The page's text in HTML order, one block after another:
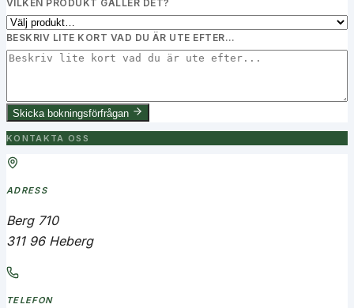
VILKEN PRODUKT GÄLLER DET?
BESKRIV LITE KORT VAD DU ÄR UTE EFTER…
Skicka bokningsförfrågan
KONTAKTA OSS
ADRESS
Berg 710
311 96 Heberg
TELEFON